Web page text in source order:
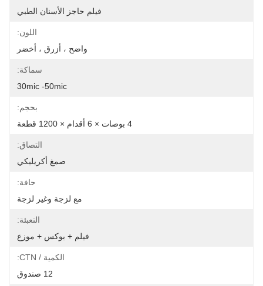
فيلم حاجز الأسنان الطبي
اللون:
واضح ، أزرق ، أخضر
سماكة:
30mic -50mic
بحجم:
4 بوصات × 6 أقدام × 1200 قطعة
التصاق:
صمغ أكريليكي
حافة:
مع لزجة وغير لزجة
التعبئة:
فيلم + بوكس ​​+ موزع
الكمية / CTN:
12 صندوق